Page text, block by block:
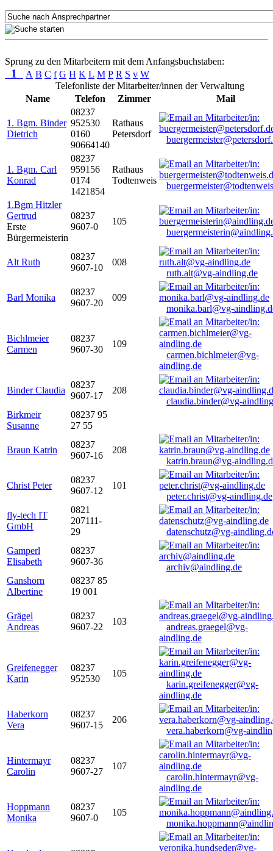
Sprung zu den Mitarbeitern mit dem Anfangsbuchstaben:
1 A B C f G H K L M P R S v W
Telefonliste der Mitarbeiter/innen der Verwaltung
Name
Telefon Zimmer Mail
1. Bgm. Binder
Dietrich
08237
952530
0160
90664140
Rathaus
Petersdorf
1. Bgm. Carl
Konrad
08237
959156
0174
1421854
Rathaus
Todtenweis
1.Bgm Hitzler
Gertrud
Erste
Bürgermeisterin
08237
9607-0
105
Alt Ruth
08237
9607-10
008
ruth.alt@vg-aindling.de
Barl Monika
08237
9607-20
009
monika.barl@vg-
Bichlmeier
Carmen
08237
9607-30
109
carmen.bichlmeier@vg-
aindling.de
Binder Claudia
08237
9607-17
208
claudia.binder@vg-
Birkmeir
Susanne
08237 95
27 55
Braun Katrin
08237
9607-16
208
katrin.braun@vg-
Christ Peter
08237
9607-12
101
peter.christ@vg-aindling.de
fly-tech IT
GmbH
0821
207111-
29
datenschutz@vg-
Gamperl
Elisabeth
08237
9607-36
archiv@aindling.de
Ganshorn
Albertine
08237 85
19 001
Grägel
Andreas
08237
9607-22
103
andreas.graegel@vg-
aindling.de
Greifenegger
Karin
08237
952530
105
karin.greifenegger@vg-
aindling.de
Haberkorn
Vera
08237
9607-15
206
vera.haberkorn@vg-
Hintermayr
Carolin
08237
9607-27
107
carolin.hintermayr@vg-
aindling.de
Hoppmann
Monika
08237
9607-0
105